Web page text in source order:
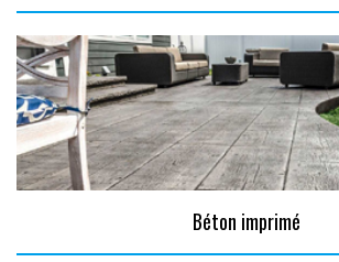
Béton imprimé